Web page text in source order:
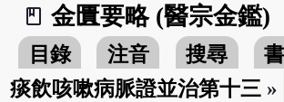
book_2
金匱要略 (醫宗金鑑)
目錄 注音 搜尋
痰飲咳嗽病脈證並治第十三 »